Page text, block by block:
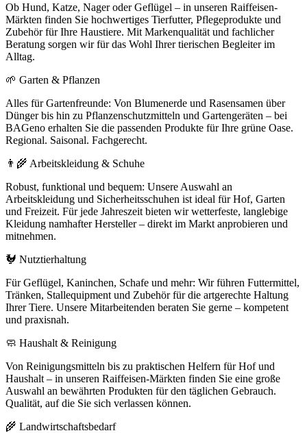
Ob Hund, Katze, Nager oder Geflügel – in unseren Raiffeisen-
Märkten finden Sie hochwertiges Tierfutter, Pflegeprodukte und
Zubehör für Ihre Haustiere. Mit Markenqualität und fachlicher
Beratung sorgen wir für das Wohl Ihrer tierischen Begleiter im
Alltag.
🌱 Garten & Pflanzen
Alles für Gartenfreunde: Von Blumenerde und Rasensamen über
Dünger bis hin zu Pflanzenschutzmitteln und Gartengeräten – bei
BAGeno erhalten Sie die passenden Produkte für Ihre grüne Oase.
Regional. Saisonal. Fachgerecht.
👨‍🌾 Arbeitskleidung & Schuhe
Robust, funktional und bequem: Unsere Auswahl an
Arbeitskleidung und Sicherheitsschuhen ist ideal für Hof, Garten
und Freizeit. Für jede Jahreszeit bieten wir wetterfeste, langlebige
Kleidung namhafter Hersteller – direkt im Markt anprobieren und
mitnehmen.
🐓 Nutztierhaltung
Für Geflügel, Kaninchen, Schafe und mehr: Wir führen Futtermittel,
Tränken, Stallequipment und Zubehör für die artgerechte Haltung
Ihrer Tiere. Unsere Mitarbeitenden beraten Sie gerne – kompetent
und praxisnah.
🧼 Haushalt & Reinigung
Von Reinigungsmitteln bis zu praktischen Helfern für Hof und
Haushalt – in unseren Raiffeisen-Märkten finden Sie eine große
Auswahl an bewährten Produkten für den täglichen Gebrauch.
Qualität, auf die Sie sich verlassen können.
🌾 Landwirtschaftsbedarf